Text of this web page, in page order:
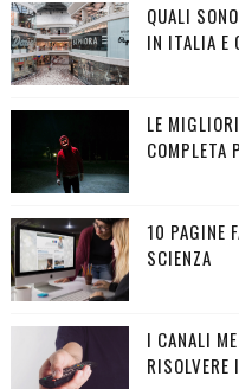
QUALI
IN ITALIA E
LE
COMPLETA
10 PAGINE
SCIENZA
I CANALI
RISOLVERE